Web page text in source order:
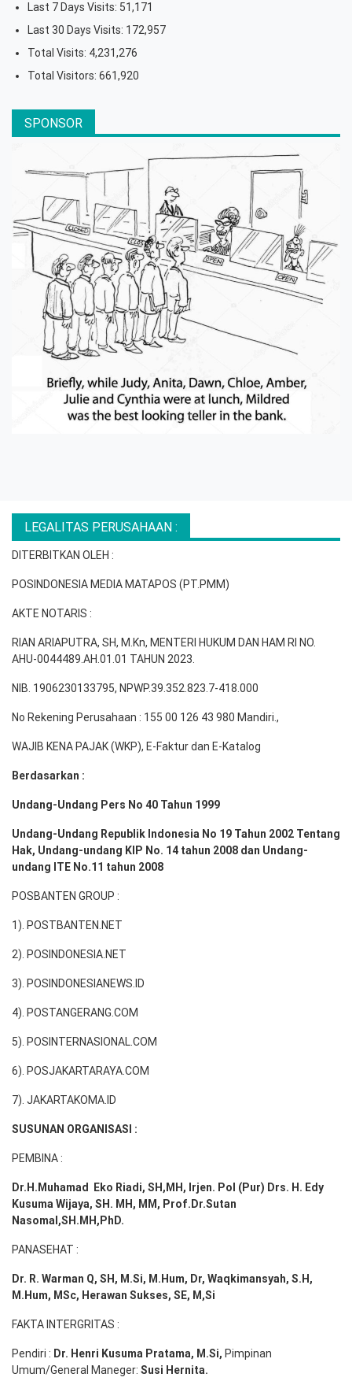
Last 7 Days Visits: 51,171
Last 30 Days Visits: 172,957
Total Visits: 4,231,276
Total Visitors: 661,920
SPONSOR
LEGALITAS PERUSAHAAN :
DITERBITKAN OLEH :
POSINDONESIA MEDIA MATAPOS (PT.PMM)
AKTE NOTARIS :
RIAN ARIAPUTRA, SH, M.Kn, MENTERI HUKUM DAN HAM RI NO.
AHU-0044489.AH.01.01 TAHUN 2023.
NIB. 1906230133795, NPWP.39.352.823.7-418.000
No Rekening Perusahaan : 155 00 126 43 980 Mandiri.,
WAJIB KENA PAJAK (WKP), E-Faktur dan E-Katalog
Berdasarkan :
Undang-Undang Pers No 40 Tahun 1999
Undang-Undang Republik Indonesia No 19 Tahun 2002 Tentang
Hak, Undang-undang KIP No. 14 tahun 2008 dan Undang-
undang ITE No.11 tahun 2008
POSBANTEN GROUP :
1). POSTBANTEN.NET
2). POSINDONESIA.NET
3). POSINDONESIANEWS.ID
4). POSTANGERANG.COM
5). POSINTERNASIONAL.COM
6). POSJAKARTARAYA.COM
7). JAKARTAKOMA.ID
SUSUNAN ORGANISASI :
PEMBINA :
Dr.H.Muhamad Eko Riadi, SH,MH , Irjen. Pol (Pur) Drs. H. Edy
Kusuma Wijaya, SH. MH, MM, Prof. Dr.Sutan
Nasomal,SH.MH,PhD.
PANASEHAT :
Dr. R. Warman Q, SH, M.Si, M.Hum, Dr, Waqkimansyah, S.H,
M.Hum, MSc, Herawan Sukses, SE, M,Si
FAKTA INTERGRITAS :
Pendiri : Dr. Henri Kusuma Pratama, M.Si, Pimpinan
Umum/General Maneger: Susi Hernita.